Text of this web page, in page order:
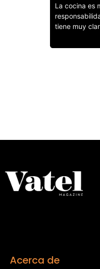
La cocina es
tiene muy
Acerca de